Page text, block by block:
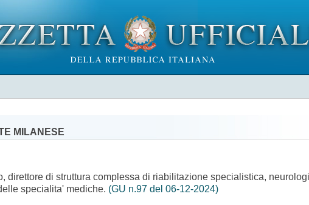
MILANESE
di struttura complessa di riabilitazione specialistica,
specialita' mediche. (GU n.97 del 06-12-2024)